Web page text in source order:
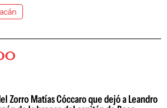
Zorro Matías Cóccaro que dejó a Leandro